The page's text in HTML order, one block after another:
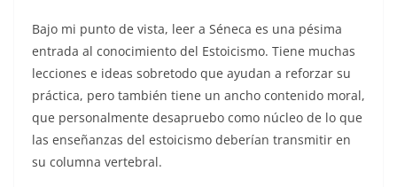
Bajo mi punto de vista, leer a Séneca es una pésima
entrada al conocimiento del Estoicismo. Tiene muchas
lecciones e ideas sobretodo que ayudan a reforzar su
práctica, pero también tiene un ancho contenido moral,
que personalmente desapruebo como núcleo de lo que
las enseñanzas del estoicismo deberían transmitir en
su columna vertebral.